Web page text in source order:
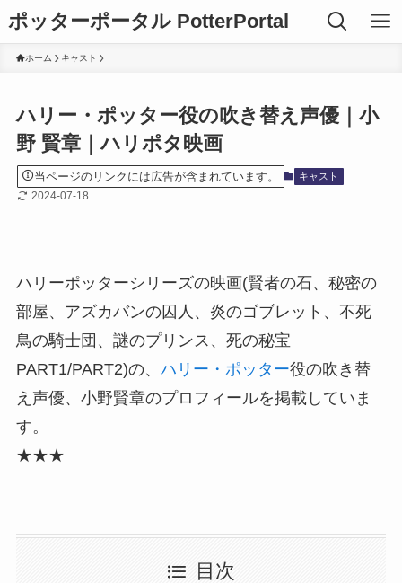
ポッターポータル PotterPortal
ホーム キャスト
ハリー・ポッター役の吹き替え声優｜小
野 賢章｜ハリポタ映画
当ページのリンクには広告が含まれています。 キャスト
2024-07-18
ハリーポッターシリーズの映画(賢者の石、秘密の
部屋、アズカバンの囚人、炎のゴブレット、不死
鳥の騎士団、謎のプリンス、死の秘宝
PART1/PART2)の、 ハリー・ポッター役の吹き替
え声優、小野賢章のプロフィールを掲載していま
す。
★★★
目次